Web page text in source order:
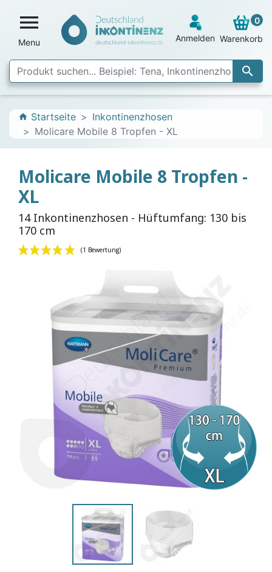

Menu

Anmelden
0
Warenkorb
home Startseite
Inkontinenzhosen
Molicare Mobile 8 Tropfen - XL
Molicare Mobile 8 Tropfen -
XL
14 Inkontinenzhosen - Hüftumfang: 130 bis
170 cm
(1 Bewertung)